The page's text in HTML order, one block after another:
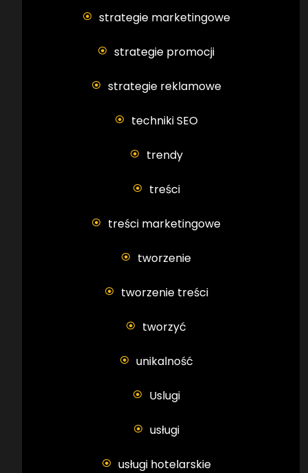
strategie marketingowe
strategie promocji
strategie reklamowe
techniki SEO
trendy
treści
treści marketingowe
tworzenie
tworzenie treści
tworzyć
unikalność
Uslugi
usługi
usługi hotelarskie